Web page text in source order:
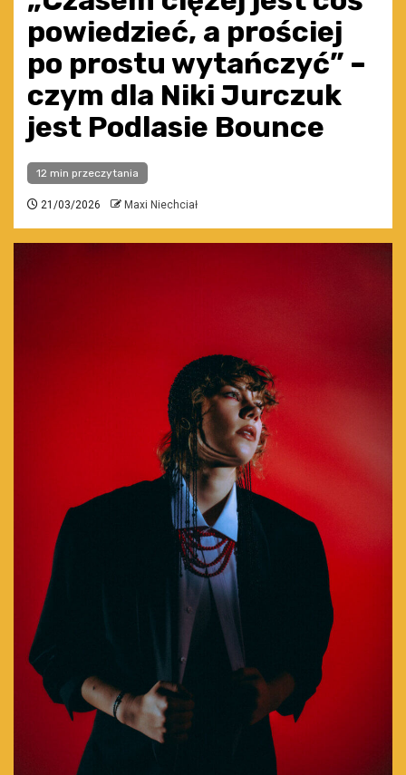
powiedzieć, a prościej
po prostu wytańczyć” –
czym dla Niki Jurczuk
jest Podlasie Bounce
12 min przeczytania
21/03/2026 Maxi Niechciał